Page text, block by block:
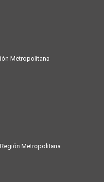
Metropolitana
Metropolitana